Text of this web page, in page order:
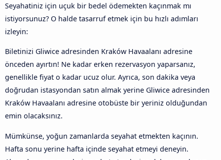
Seyahatiniz için uçuk bir bedel ödemekten kaçınmak mı
istiyorsunuz? O halde tasarruf etmek için bu hızlı adımları
izleyin:
Biletinizi Gliwice adresinden Kraków Havaalanı adresine
önceden ayırtın! Ne kadar erken rezervasyon yaparsanız,
genellikle fiyat o kadar ucuz olur. Ayrıca, son dakika veya
doğrudan istasyondan satın almak yerine Gliwice adresinden
Kraków Havaalanı adresine otobüste bir yeriniz olduğundan
emin olacaksınız.
Mümkünse, yoğun zamanlarda seyahat etmekten kaçının.
Hafta sonu yerine hafta içinde seyahat etmeyi deneyin.